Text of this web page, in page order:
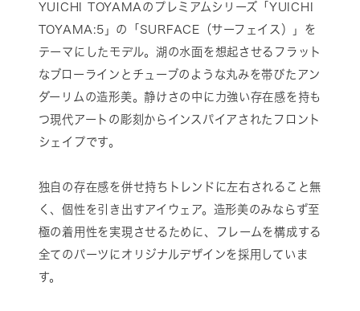
YUICHI TOYAMAのプレミアムシリーズ「YUICHI
TOYAMA:5」の「SURFACE（サーフェイス）」を
テーマにしたモデル。湖の水面を想起させるフラット
なブローラインとチューブのような丸みを帯びたアン
ダーリムの造形美。静けさの中に力強い存在感を持も
つ現代アートの彫刻からインスパイアされたフロント
シェイプです。
独⾃の存在感を併せ持ちトレンドに左右されること無
く、個性を引き出すアイウェア。造形美のみならず至
極の着用性を実現させるために、フレームを構成する
全てのパーツにオリジナルデザインを採用していま
す。